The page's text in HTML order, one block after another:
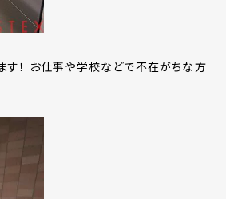
す！ お仕事や学校などで不在がちな方